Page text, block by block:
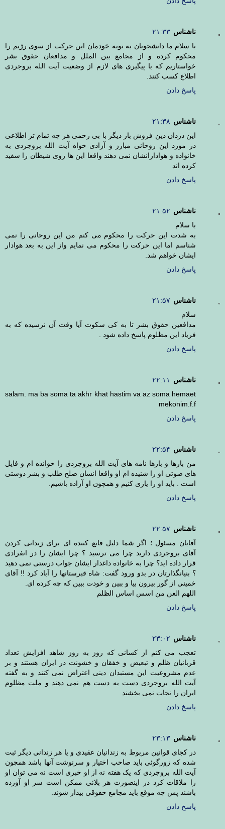
ناشناس ۲۱:۳۳
با سلام ما دانشجویان به نوبه خودمان این حرکت از سوی رژیم را
محکوم کرده و از مجامع بین الملل و مدافعان حقوق بشر
خواستاریم که با پیگیری های لازم از وضعیت آیت الله بروجردی
اطلاع کسب کنند.
پاسخ دادن
ناشناس ۲۱:۳۸
این دزدان دین فروش بار دیگر با بی رحمی هر چه تمام تر اطلاعی
در مورد این روحانی مبارز و آزادی خواه آیت الله بروجردی به
خانواده و هوادارانشان نمی دهند واقعا این ها روی شیطان را سفید
کرده اند
پاسخ دادن
ناشناس ۲۱:۵۲
با سلام
به شدت این حرکت را محکوم می کنم من این روحانی را نمی
شناسم اما این حرکت را محکوم می نمایم واز این به بعد هوادار
ایشان خواهم شد.
پاسخ دادن
ناشناس ۲۱:۵۷
سلام
مدافعین حقوق بشر تا به کی سکوت آیا وقت آن نرسیده که به
فریاد این مظلوم پاسخ داده شود .
پاسخ دادن
ناشناس
۲۲:۱۱
salam. ma ba soma ta akhr khat hastim va az soma hemaet
mekonim.f.f
پاسخ دادن
ناشناس ۲۲:۵۴
من بارها و بارها نامه های آیت الله بروجردی را خوانده ام و فایل
های صوتی او را شنیده ام او واقعا انسان صلح طلب و بشر دوستی
است . باید او را یاری کنیم و همچون او آزاده باشیم.
پاسخ دادن
ناشناس ۲۲:۵۷
آقایان مسئول ؛ اگر شما دلیل قانع کننده ای برای زندانی کردن
آقای بروجردی دارید چرا می ترسید ؟ چرا ایشان را در انفرادی
قرار داده اید؟ چرا به خانواده داغدار ایشان جواب درستی نمی دهید
؟ بنیانگذارتان در بدو ورود گفت: شاه قبرستانها را آباد کرد !! آقای
خمینی از گور بیرون بیا و ببین و خودت ببین که چه کرده ای.
اللهم العن من اسس اساس الظلم
پاسخ دادن
ناشناس ۲۳:۰۲
تعجب می کنم از کسانی که روز به روز شاهد افزایش تعداد
قربانیان ظلم و تبعیض و خفقان و خشونت در ایران هستند و بر
عدم مشروعیت این مستبدان دینی اعتراض نمی کنند و به گفته
آیت الله بروجردی دست به دست هم نمی دهند و ملت مظلوم
ایران را نجات نمی بخشند
پاسخ دادن
ناشناس ۲۳:۱۳
در کجای قوانین مربوط به زندانیان عقیدی و یا هر زندانی دیگر ثبت
شده که زورگوئی باید صاحب اختیار و سرنوشت آنها باشد همچون
آیت الله بروجردی که یک هفته نه از او خبری است نه می توان او
را ملاقات کرد در اینصورت هر بلائی ممکن است سر او آورده
باشند پس چه موقع باید مجامع حقوقی بیدار شوند.
پاسخ دادن